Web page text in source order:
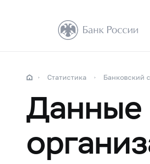
Статистика Банковский
Данные